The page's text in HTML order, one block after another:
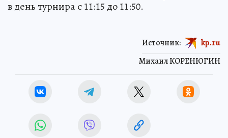
в день турнира с 11:15 до 11:50.
Михаил КОРЕНЮГИН
Источник: kp.ru